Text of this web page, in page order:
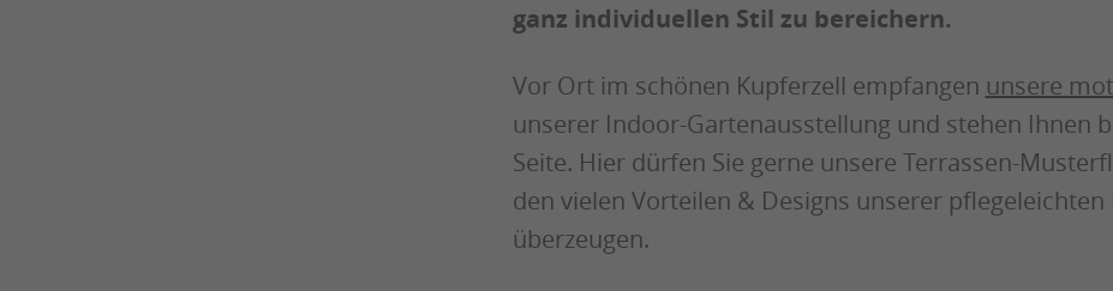
ganz individuellen Stil zu bereichern.
Vor Ort im schönen Kupferzell empfangen unsere
unserer Indoor-Gartenausstellung und stehen Ihnen
Seite. Hier dürfen Sie gerne unsere Terrassen-
den vielen Vorteilen & Designs unserer pflegeleichten
überzeugen.